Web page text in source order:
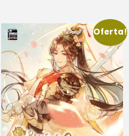
Oferta!